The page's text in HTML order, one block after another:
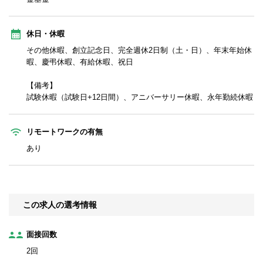
休日・休暇
その他休暇、創立記念日、完全週休2日制（土・日）、年末年始休
暇、慶弔休暇、有給休暇、祝日
【備考】
試験休暇（試験日+12日間）、アニバーサリー休暇、永年勤続休暇
リモートワークの有無
あり
この求人の選考情報
面接回数
2回